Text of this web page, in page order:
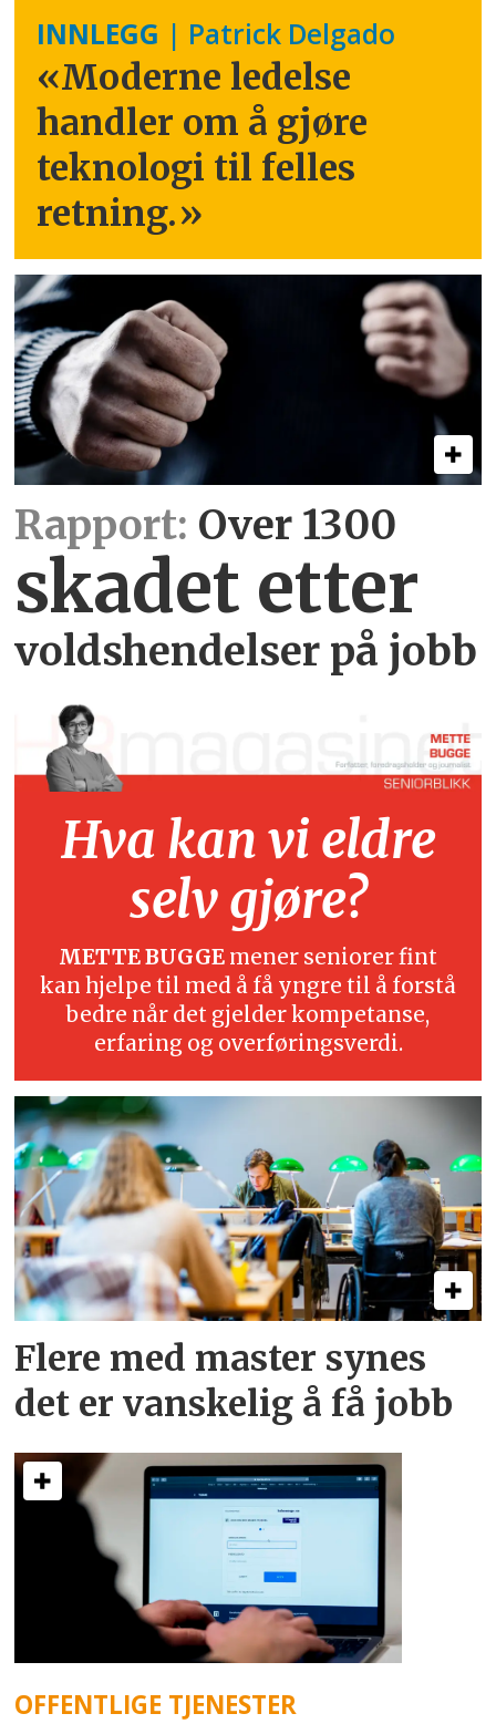
INNLEGG | Patrick Delgado
«Moderne ledelse
handler om å gjøre
teknologi til felles
retning.»
Rapport: Over 1300
skadet etter
voldshendelser på jobb
Hva kan vi eldre
selv gjøre?
METTE BUGGE mener seniorer fint
kan hjelpe til med å få yngre til å forstå
bedre når det gjelder kompetanse,
erfaring og overføringsverdi.
Flere med master synes
det er vanskelig å få jobb
OFFENTLIGE TJENESTER